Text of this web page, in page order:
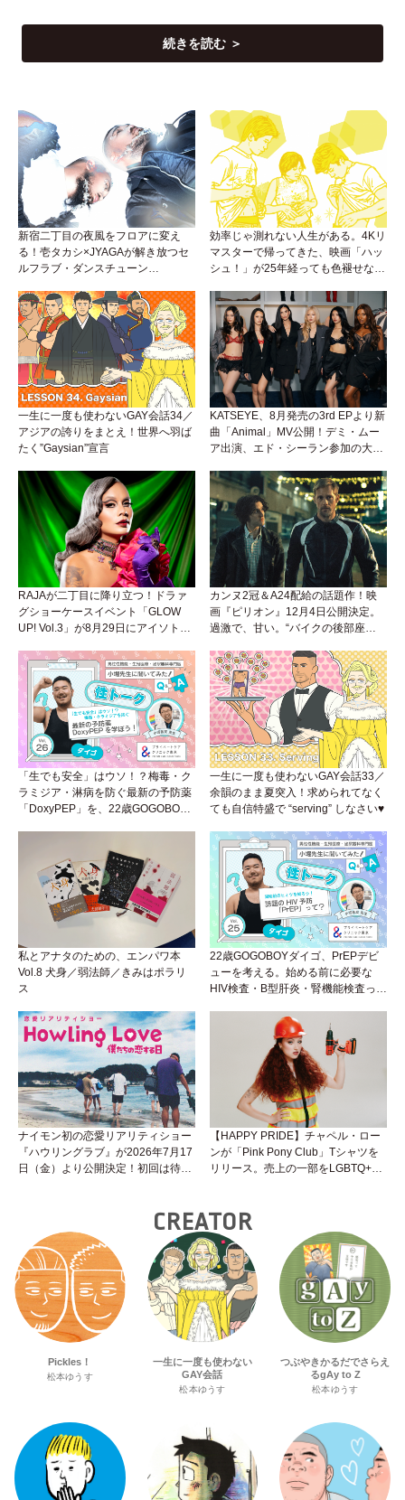
続きを読む ＞
新宿二丁目の夜風をフロアに変え
る！壱タカシ×JYAGAが解き放つセ
ルフラブ・ダンスチューン
効率じゃ測れない人生がある。4Kリ
マスターで帰ってきた、映画「ハッ
シュ！」が25年経っても色褪せない
一生に一度も使わないGAY会話34／
アジアの誇りをまとえ！世界へ羽ば
たく”Gaysian”宣言
KATSEYE、8月発売の3rd EPより新
曲「Animal」MV公開！デミ・ムー
ア出演、エド・シーラン参加の大胆
RAJAが二丁目に降り立つ！ドラァ
グショーケースイベント「GLOW
UP! Vol.3」が8月29日にアイソトー
カンヌ2冠＆A24配給の話題作！映
画『ピリオン』12月4日公開決定。
過激で、甘い。“バイクの後部座
「生でも安全」はウソ！？梅毒・ク
ラミジア・淋病を防ぐ最新の予防薬
「DoxyPEP」を、22歳GOGOBOY
（Vol.26）
一生に一度も使わないGAY会話33／
余韻のまま夏突入！求められてなく
ても自信特盛で “serving” しなさい♥
私とアナタのための、エンパワ本
Vol.8 犬身／弱法師／きみはポラリ
ス
22歳GOGOBOYダイゴ、PrEPデビ
ューを考える。始める前に必要な
HIV検査・B型肝炎・腎機能検査っ
性トーク～聞きにくいことは小堀先
生に聞けばイイ！（Vol.25）
ナイモン初の恋愛リアリティショー
『ハウリングラブ』が2026年7月17
日（金）より公開決定！初回は待望
【HAPPY PRIDE】チャペル・ロー
ンが「Pink Pony Club」Tシャツを
リリース。売上の一部をLGBTQ+＆
CREATOR
Pickles！
松本ゆうす
一生に一度も使わない
GAY会話
松本ゆうす
つぶやきかるだでさらえ
るgAy to Z
松本ゆうす